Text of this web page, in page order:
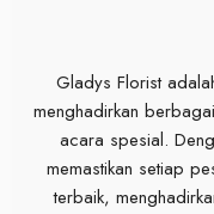
Gladys Florist
menghadirkan
acara spesial.
memastikan setiap
terbaik,